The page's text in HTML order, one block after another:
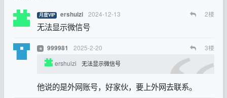
月度VIP ershuizi 2024-12-13 2楼
无法显示微信号
⭐ 999981 2025-2-20 3楼
ershuizi
无法显示微信号
他说的是外网账号，好家伙，要上外网去联系。